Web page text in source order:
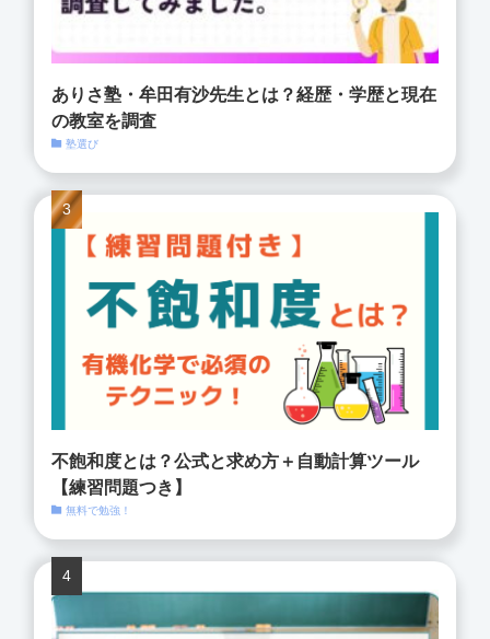
ありさ塾・牟田有沙先生とは？経歴・学歴と現在
の教室を調査
塾選び
不飽和度とは？公式と求め方＋自動計算ツール
【練習問題つき】
無料で勉強！